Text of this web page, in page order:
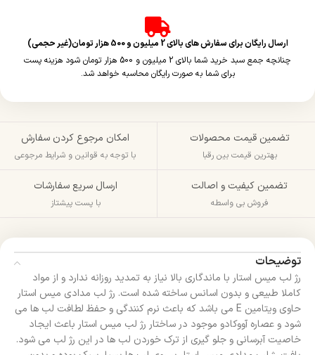
ارسال رایگان برای سفارش های بالای 2 میلیون و 500 هزار تومان(غیر حجمی)
چنانچه جمع سبد خرید شما بالای 2 میلیون و 500 هزار تومان شود هزینه پست
برای شما به صورت رایگان محاسبه خواهد شد.
تضمین قیمت محصولات
بهترین قیمت بین رقبا
امکان مرجوع کردن سفارش
با توجه به قوانین و شرایط مرجوعی
تضمین کیفیت و اصالت
فروش بی واسطه
ارسال سریع سفارشات
با پست پیشتاز
توضیحات
رژ لب میس استار با ماندگاری بالا نیاز به تمدید روزانه ندارد و از مواد
کاملا طبیعی و بدون اسانس ساخته شده است. رژ لب مدادی میس استار
حاوی ویتامین E می باشد که باعث نرم کنندگی و حفظ لطافت لب ها می
شود و عصاره آووکادو موجود در ساختار رژ لب میس استار باعث ایجاد
خاصیت آبرسانی و جلو گیری از ترک خوردن لب ها در این رژ لب می شود.